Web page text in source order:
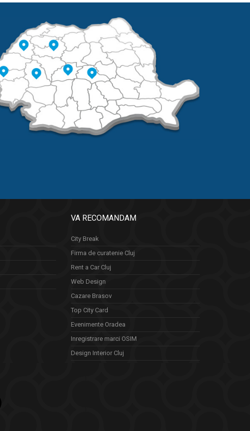
VA RECOMANDAM
City Break
Firma de curatenie Cluj
Rent a Car Cluj
Web Design
Cazare Brasov
Top City Card
Evenimente Oradea
Inregistrare marci OSIM
Design Interior Cluj